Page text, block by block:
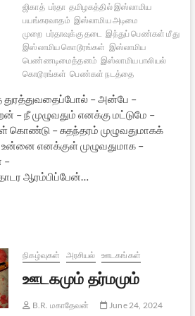
ஜிகாத் பர்தா தமிழகத்தில் இஸ்லாமிய
பயங்கரவாதம் இஸ்லாமிய அடிமை
முறை பர்தாவுக்கு தடை
இந்துப் பெண்கள் மீது
இஸ்லாமிய கொடூரங்கள் இஸ்லாமிய
பெண்ணடிமைத்தனம் இஸ்லாமிய பாலியல்
கொடூரங்கள் பெண்கள் நடத்தை
துரத்துவதைப்போல் – அன்பே –
– நீ முழுவதும் எனக்கு மட்டுமே –
– சுதந்தரம் முழுவதுமாகக்
உன்னை எனக்குள் முழுவதுமாக –
–
ஆரம்பிப்பேன்…
நிகழ்வுகள் அரசியல் ஊடகங்கள்
ஊடகமும் தர்மமும்
B.R. மகாதேவன் June 24, 2024